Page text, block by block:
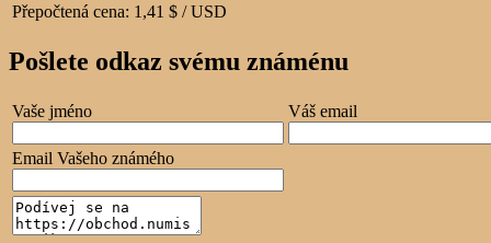
Přepočtená cena: 1,41 $ / USD
Pošlete odkaz svému známénu
Vaše jméno Váš email
Email Vašeho známého